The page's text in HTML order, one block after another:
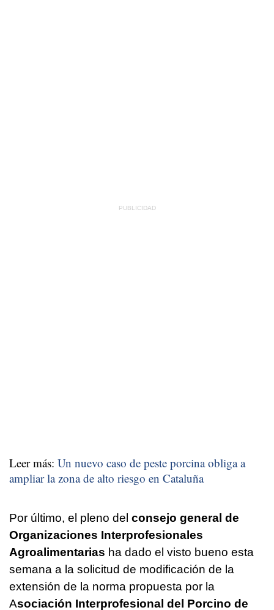
Leer más: Un nuevo caso de peste porcina obliga a
ampliar la zona de alto riesgo en Cataluña
Por último, el pleno del consejo general de
Organizaciones Interprofesionales
Agroalimentarias ha dado el visto bueno esta
semana a la solicitud de modificación de la
extensión de la norma propuesta por la
Asociación Interprofesional del Porcino de